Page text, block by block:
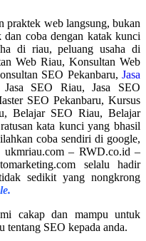
praktek web langsung, bukan
coba dengan katak kunci
di riau, peluang usaha di
Web Riau, Konsultan Web
SEO Pekanbaru, Jasa
SEO Riau, Jasa SEO
SEO Pekanbaru, Kursus
Belajar SEO Riau, Belajar
kata kunci yang bhasil
coba sendiri di google,
ukmriau.com – RWD.co.id –
selalu hadir
sedikit yang nongkrong
cakap dan mampu untuk
tentang SEO kepada anda.